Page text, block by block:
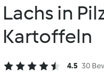
Lachs in
Kartoffeln
4.5 30